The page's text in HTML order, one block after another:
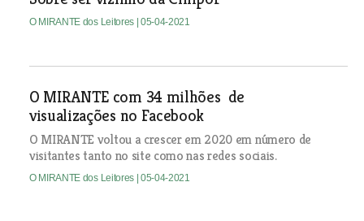
O MIRANTE dos Leitores | 05-04-2021
O MIRANTE com 34 milhões de
visualizações no Facebook
O MIRANTE voltou a crescer em 2020 em número de
visitantes tanto no site como nas redes sociais.
O MIRANTE dos Leitores | 05-04-2021